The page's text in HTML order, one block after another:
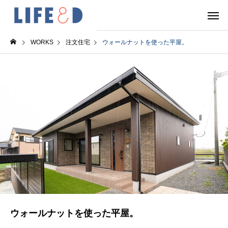
WORKS 注文住宅 ウォールナットを使った平屋。
ウォールナットを使った平屋。